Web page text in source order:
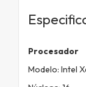
Procesador
Modelo: Intel